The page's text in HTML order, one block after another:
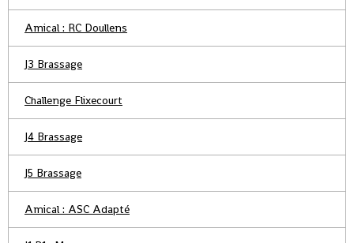
Amical : RC Doullens
J3 Brassage
Challenge Flixecourt
J4 Brassage
J5 Brassage
Amical : ASC Adapté